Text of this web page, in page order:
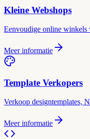
Kleine Webshops
Eenvoudige online winkels
Meer informatie
Template Verkopers
Verkoop designtemplates,
Meer informatie